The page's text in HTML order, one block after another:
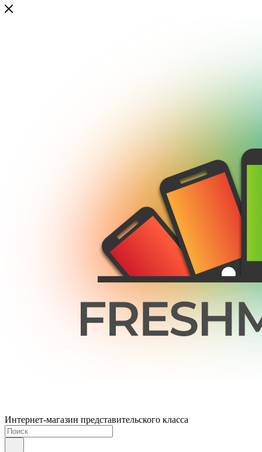
Интернет-магазин представительского класса